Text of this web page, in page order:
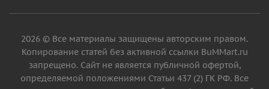
2026 © Все материалы защищены авторским правом.
Копирование статей без активной ссылки BuMMart.ru
запрещено. Сайт не является публичной офертой,
определяемой положениями Статьи 437 (2) ГК РФ. Все